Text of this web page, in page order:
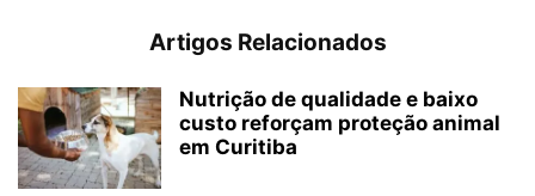
Artigos Relacionados
Nutrição de qualidade e baixo
custo reforçam proteção animal
em Curitiba